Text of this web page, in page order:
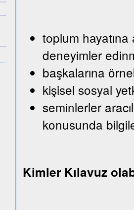
toplum hayatına
deneyimler
başkalarına
kişisel sosyal
seminlerler
konusunda
Kimler Kılavuz